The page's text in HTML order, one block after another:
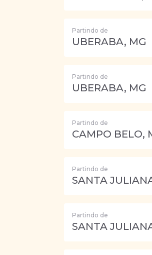
Partindo de
UBERABA, MG
Partindo de
UBERABA, MG
Partindo de
CAMPO BELO,
Partindo de
SANTA
Partindo de
SANTA